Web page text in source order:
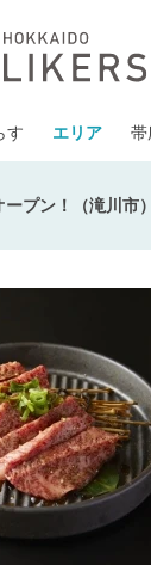
す エリア 帯
プン！（滝川市）